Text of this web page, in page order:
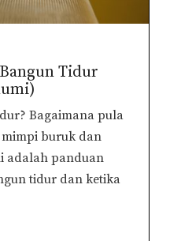
Tidur
Bagaimana pula
buruk dan
adalah panduan
tidur dan ketika